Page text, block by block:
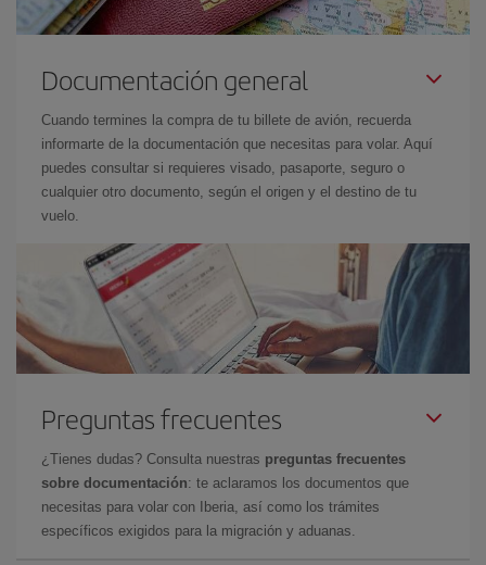
Documentación general
Cuando termines la compra de tu billete de avión, recuerda
informarte de la documentación que necesitas para volar. Aquí
puedes consultar si requieres visado, pasaporte, seguro o
cualquier otro documento, según el origen y el destino de tu
vuelo.
Preguntas frecuentes
¿Tienes dudas? Consulta nuestras preguntas frecuentes
sobre documentación: te aclaramos los documentos que
necesitas para volar con Iberia, así como los trámites
específicos exigidos para la migración y aduanas.